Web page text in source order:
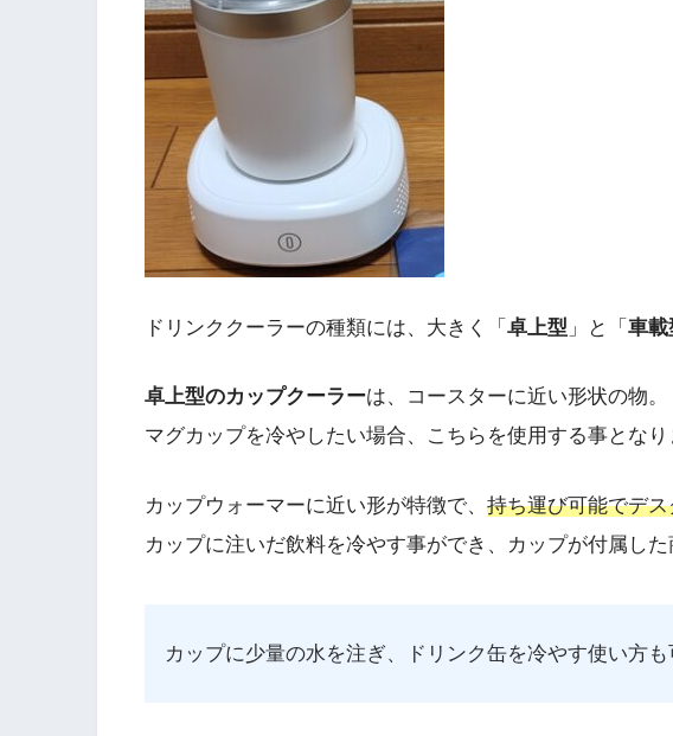
ドリンククーラーの種類には、大きく「 卓上型 」と「 車載
卓上型のカップクーラーは、コースターに近い形状の物。
マグカップを冷やしたい場合、こちらを使用する事となり
カップウォーマーに近い形が特徴で、 持ち運び可能でデ
カップに注いだ飲料を冷やす事ができ、カップが付属した
カップに少量の水を注ぎ、ドリンク缶を冷やす使い方も